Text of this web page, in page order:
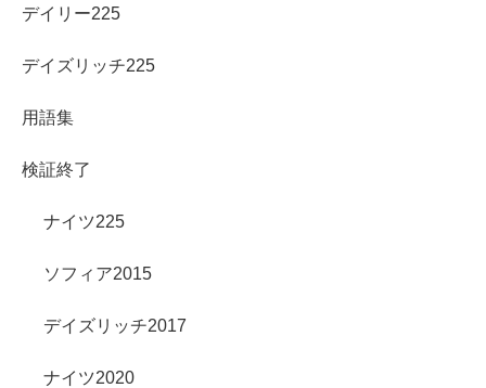
デイリー225
デイズリッチ225
用語集
検証終了
ナイツ225
ソフィア2015
デイズリッチ2017
ナイツ2020